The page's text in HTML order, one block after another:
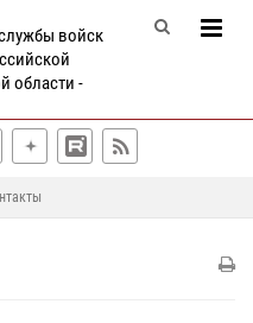
войск
области -